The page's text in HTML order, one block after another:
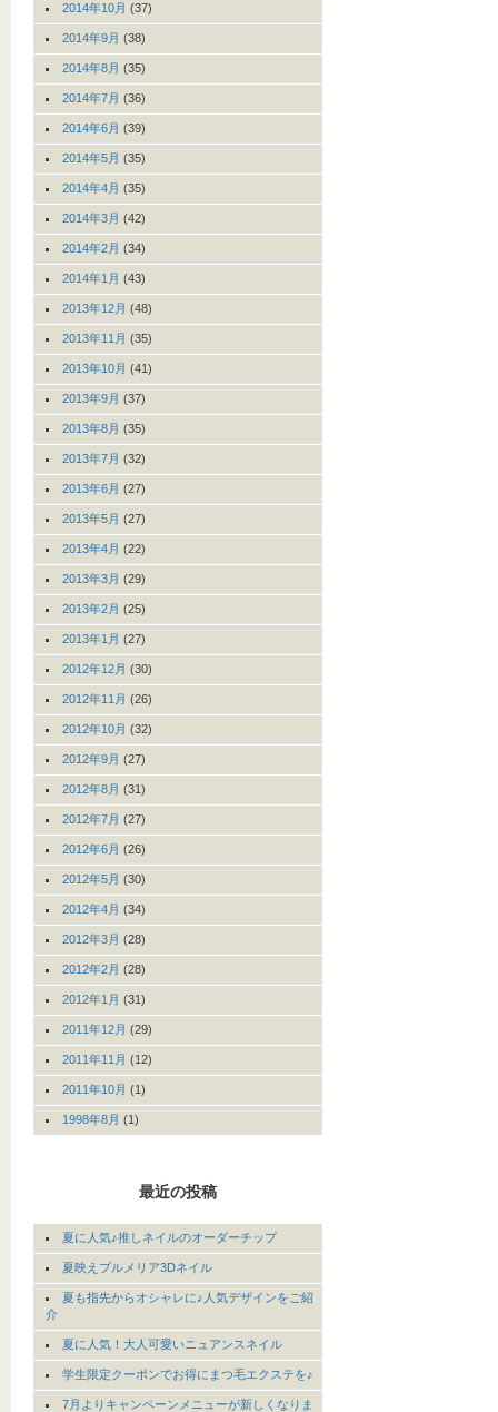
2014年10月 (37)
2014年9月 (38)
2014年8月 (35)
2014年7月 (36)
2014年6月 (39)
2014年5月 (35)
2014年4月 (35)
2014年3月 (42)
2014年2月 (34)
2014年1月 (43)
2013年12月 (48)
2013年11月 (35)
2013年10月 (41)
2013年9月 (37)
2013年8月 (35)
2013年7月 (32)
2013年6月 (27)
2013年5月 (27)
2013年4月 (22)
2013年3月 (29)
2013年2月 (25)
2013年1月 (27)
2012年12月 (30)
2012年11月 (26)
2012年10月 (32)
2012年9月 (27)
2012年8月 (31)
2012年7月 (27)
2012年6月 (26)
2012年5月 (30)
2012年4月 (34)
2012年3月 (28)
2012年2月 (28)
2012年1月 (31)
2011年12月 (29)
2011年11月 (12)
2011年10月 (1)
1998年8月 (1)
最近の投稿
夏に人気♪推しネイルのオーダーチップ
夏映えプルメリア3Dネイル
夏も指先からオシャレに♪人気デザインをご紹
介
夏に人気！大人可愛いニュアンスネイル
学生限定クーポンでお得にまつ毛エクステを♪
7月よりキャンペーンメニューが新しくなりま